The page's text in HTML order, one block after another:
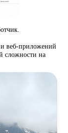
и веб-приложений
сложности на